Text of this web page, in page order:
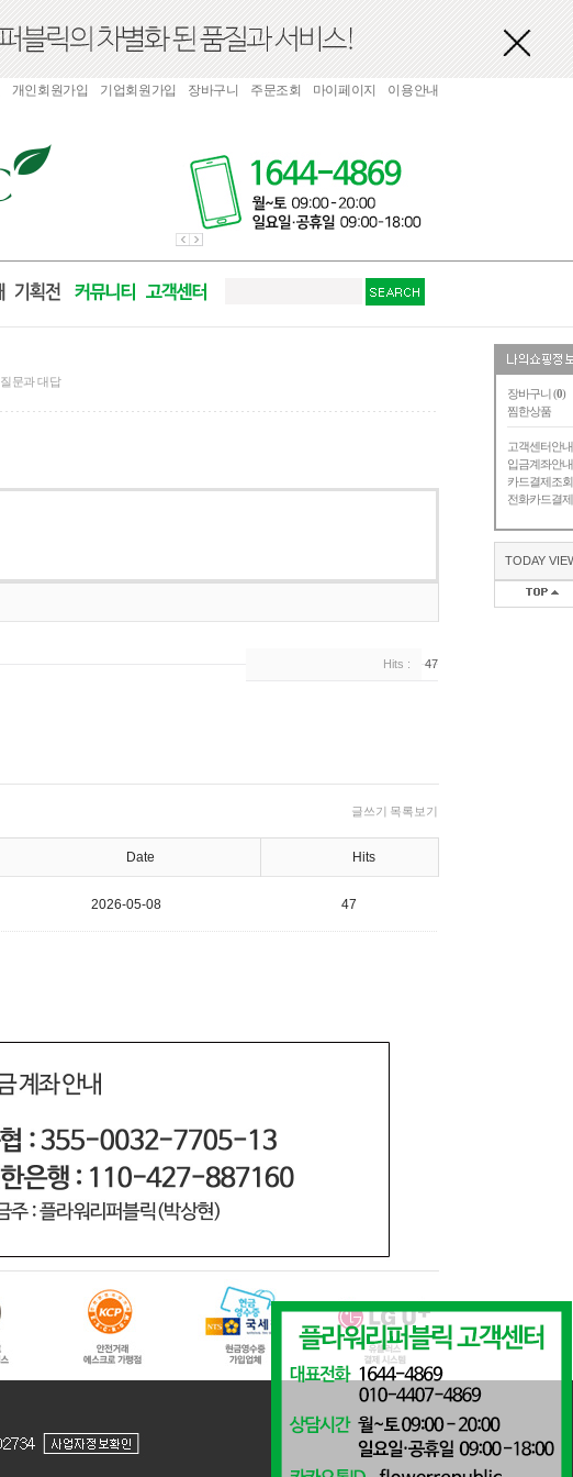
장바구니 (0)
찜한상품
고객센터안내
입금계좌안내
카드결제조회
전화카드결제
TODAY
개인회원가입 기업회원가입 장바구니 주문조회 마이페이지 이용안내
질문과 대답
Hits :
47
글쓰기 목록보기
Date Hits
2026-05-08 47